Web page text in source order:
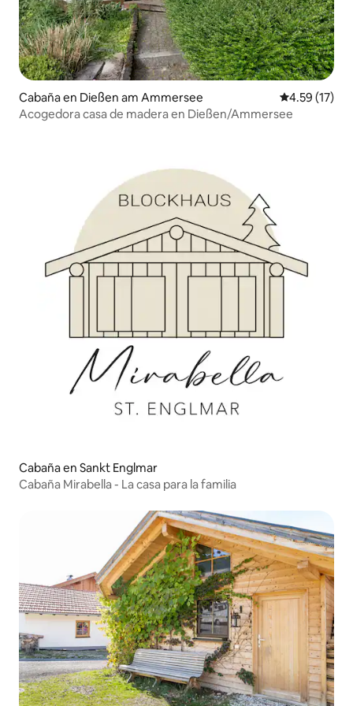
Cabaña en Dießen am Ammersee Calificación
4.59 (17)
Acogedora casa de madera en Dießen/Ammersee
Cabaña en Sankt Englmar
Cabaña Mirabella - La casa para la familia